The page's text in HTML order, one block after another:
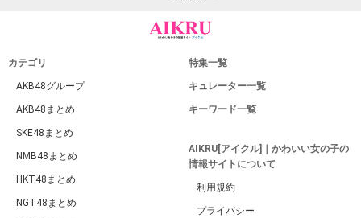
カテゴリ
AKB48グループ
AKB48まとめ
SKE48まとめ
NMB48まとめ
HKT48まとめ
NGT48まとめ
特集一覧
キュレーター一覧
キーワード一覧
AIKRU[アイクル]｜かわいい女の子の
情報サイトについて
利用規約
プライバシー